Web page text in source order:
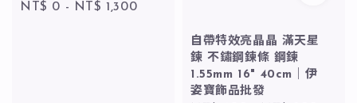
Regular
NT$ 0 - NT$ 1,300
自帶特效亮晶晶 滿天星
鍊 不鏽鋼鍊條 鋼鍊
1.55mm 16" 40cm｜伊
姿寶飾品批發